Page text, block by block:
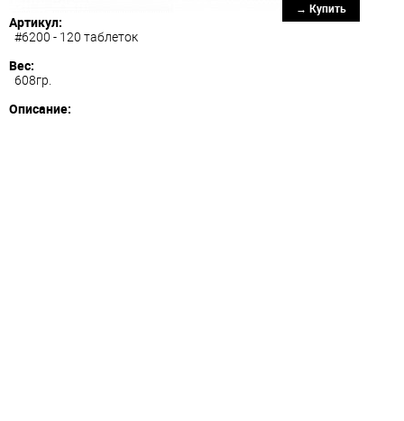
→ Купить
Артикул:
#6200 - 120 таблеток
Вес:
608гр.
Описание: